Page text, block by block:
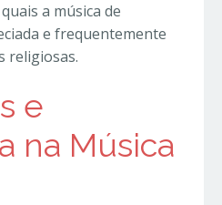
a música de
e frequentemente
religiosas.
e
na Música